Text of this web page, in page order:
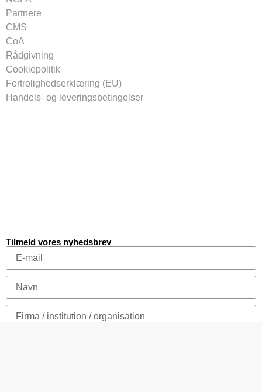
Partnere
CMS
CoA
Rådgivning
Cookiepolitik
Fortrolighedserklæring (EU)
Handels- og leveringsbetingelser
Tilmeld vores nyhedsbrev